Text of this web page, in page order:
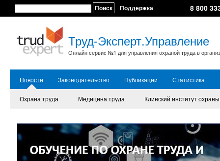
Поиск Поддержка 8 800
Труд-Эксперт.Управление
Онлайн сервис №1 для управления охраной труда в
Новости Законодательство Публикации Статистика
Охрана труда Медицина труда Клинский институт